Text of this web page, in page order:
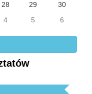
28 29
30
4 5 6